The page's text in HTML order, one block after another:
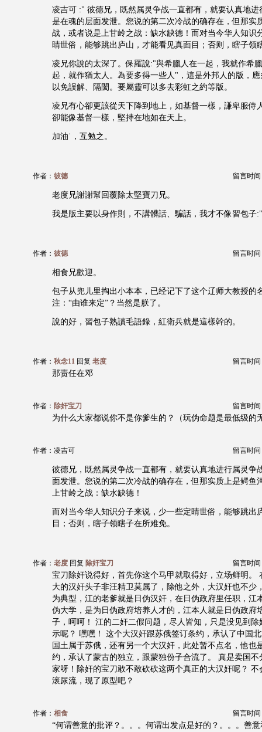
凌吉可 :" 彼德兄，既然属灵争战一直都有，就要认真地进
是在魂的层面发泄。您说的第二次冷战的确存在，但那实
战，或者说是上甘岭之战：缺水缺德！而对当今华人知识
睛世俗，能够跳出庐山，才能看见真面目；否则，瞎子领
凌兄你說的太深了。保羅說:"與希臘人在一起，我就作希
起，就作猶太人。為要多得一些人"，這是外邦人的版，
以免誤解、隔閡。要屬靈可以多去彩虹之約等版。
凌兄有心卻更該從天下降到地上，如基督一樣，謙卑服侍
卻能像基督一樣，堅持在地如在天上。
加油˙，互勉之。
作者： 彼德 留言时间
老度兄謝謝幫回覆除太堅寶刀兄。
我是版主要以身作則，不講髒話、騙話，我才不像習包
作者： 彼德 留言时间
相食兄歡迎。
包子从兜儿里掏出小本本，已经记下了这个辽师大教授的
注：“由谁来定”？当然是朕了。
說的好，習包子熟讀毛語錄，紅衛兵就是這樣幹的。
作者： 秋念11 回复 老度 留言时间
那责任在邓
作者： 除奸宝刀 留言时间
为什么大家都说你不是你爹生的？（玩伪命题是最低级的
作者：凌吉可 留言时间
彼德兄，既然属灵争战一直都有，就要认真地进行属灵争
面发泄。您说的第二次冷战的确存在，但那实质上是鳄鱼
上甘岭之战：缺水缺德！
而对当今华人知识分子来说，少一些定睛世俗，能够跳出
目；否则，瞎子领瞎子在所难免。
作者： 老度 回复 除奸宝刀 留言时间
宝刀除奸说得好，首先你这个马甲就取得好，立场鲜明。
大的汉奸头子非汪精卫莫属了，除他之外，大汉奸也不少
为典型，江的老爹就是日伪汉奸，在日伪政府里任职，江
伪大学，是为日伪政府培养人才的，江本人就是日伪政府
子，呵呵！ 江的二奸二假问题，尽人皆知，只是没见到除
示呢？ 嘿嘿！ 这个大汉奸跟苏俄签订条约，承认了中国
国土属于苏俄，还有另一个大汉奸，此处暂不点名，他也
约，承认了蒙古的独立，跟蒙独份子合流了。 真是卖国不
家呀！除奸的宝刀敢不敢砍砍这两个真正的大汉奸呢？ 不
滚尿流，现了原型吧？
作者： 相食 留言时间
“何谓善意的批评？。。。何谓出发点是好的？。。。善